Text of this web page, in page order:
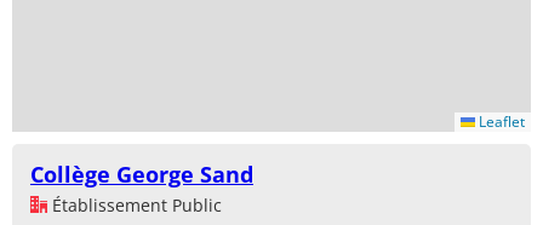
Leaflet
Collège George Sand
Établissement Public